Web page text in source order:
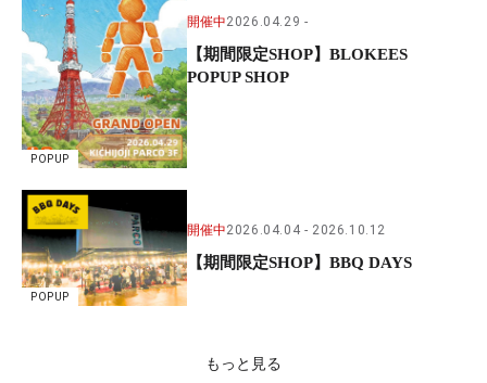
POPUP
開催中2026.04.29
【期間限定SHOP】BLOKEES
POPUP SHOP
POPUP
開催中2026.04.04 2026.10.12
【期間限定SHOP】BBQ DAYS
もっと見る